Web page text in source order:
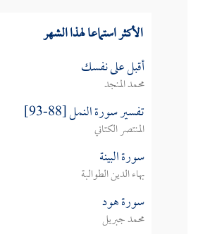
الأكثر استماعا لهذا الشهر
أقبل على نفسك
محمد المنجد
تفسير سورة النمل [88-93]
المنتصر الكتاني
سورة البينة
بهاء الدين الطوالبة
سورة هود
محمد جبريل